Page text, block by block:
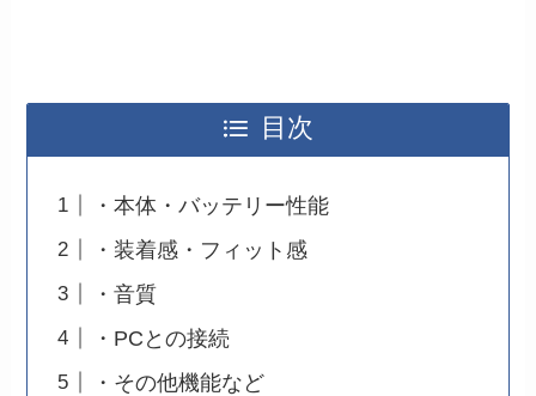
目次
・本体・バッテリー性能
・装着感・フィット感
・音質
・PCとの接続
・その他機能など